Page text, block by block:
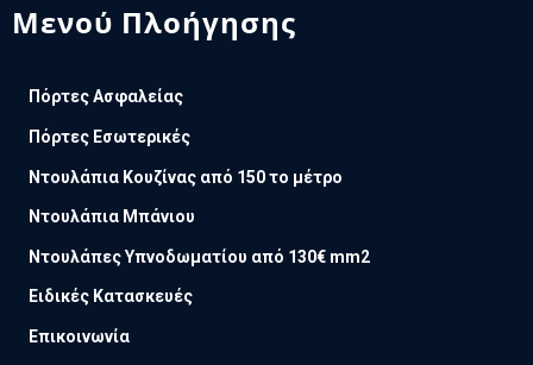
Μενού Πλοήγησης
Πόρτες Ασφαλείας
Πόρτες Εσωτερικές
Ντουλάπια Κουζίνας από 150 το μέτρο
Ντουλάπια Μπάνιου
Ντουλάπες Υπνοδωματίου από 130€ mm2
Ειδικές Κατασκευές
Επικοινωνία